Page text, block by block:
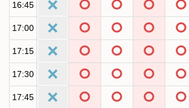
16:45
17:00
17:15
17:30
17:45